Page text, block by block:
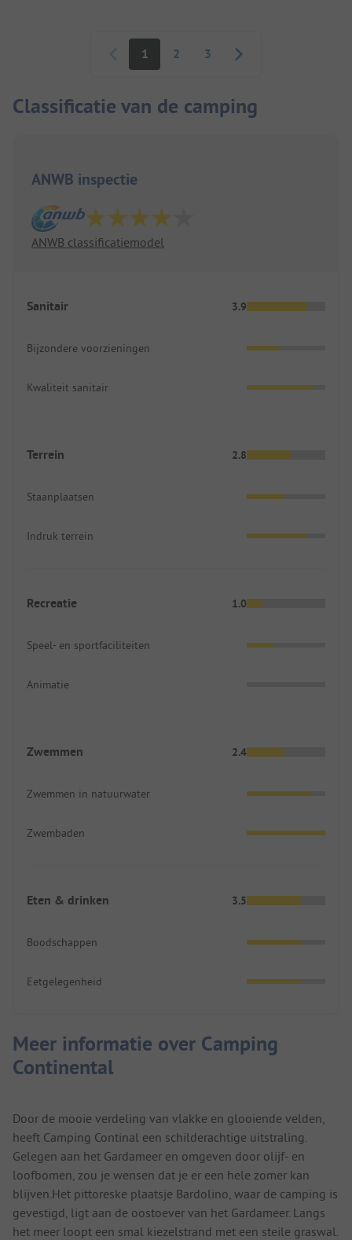
1 2 3
Classificatie van de camping
ANWB inspectie
ANWB classificatiemodel
Sanitair 3.9
Bijzondere voorzieningen
Kwaliteit sanitair
Terrein 2.8
Staanplaatsen
Indruk terrein
Recreatie 1.0
Speel- en sportfaciliteiten
Animatie
Zwemmen 2.4
Zwemmen in natuurwater
Zwembaden
Eten & drinken 3.5
Boodschappen
Eetgelegenheid
Meer informatie over Camping
Continental
Door de mooie verdeling van vlakke en glooiende velden,
heeft Camping Continal een schilderachtige uitstraling.
Gelegen aan het Gardameer en omgeven door olijf- en
loofbomen, zou je wensen dat je er een hele zomer kan
blijven.Het pittoreske plaatsje Bardolino, waar de camping is
gevestigd, ligt aan de oostoever van het Gardameer. Langs
het meer loopt een smal kiezelstrand met een steile graswal.